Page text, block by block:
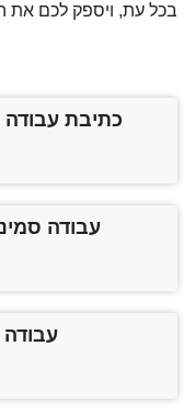
בכל עת, ויספק לכם את
כתיבת עבודה
עבודה
עבודה